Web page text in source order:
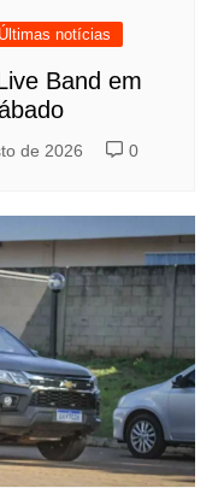
Últimas notícias
Band em
de 2026 0